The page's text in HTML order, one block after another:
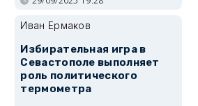
Иван Ермаков
Избирательная игра в
Севастополе выполняет
роль политического
термометра